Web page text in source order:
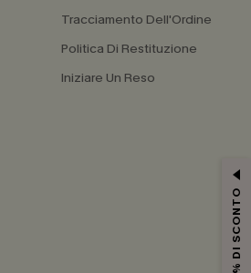
Tracciamento Dell'Ordine
Politica Di Restituzione
Iniziare Un Reso
15% DI SCONTO